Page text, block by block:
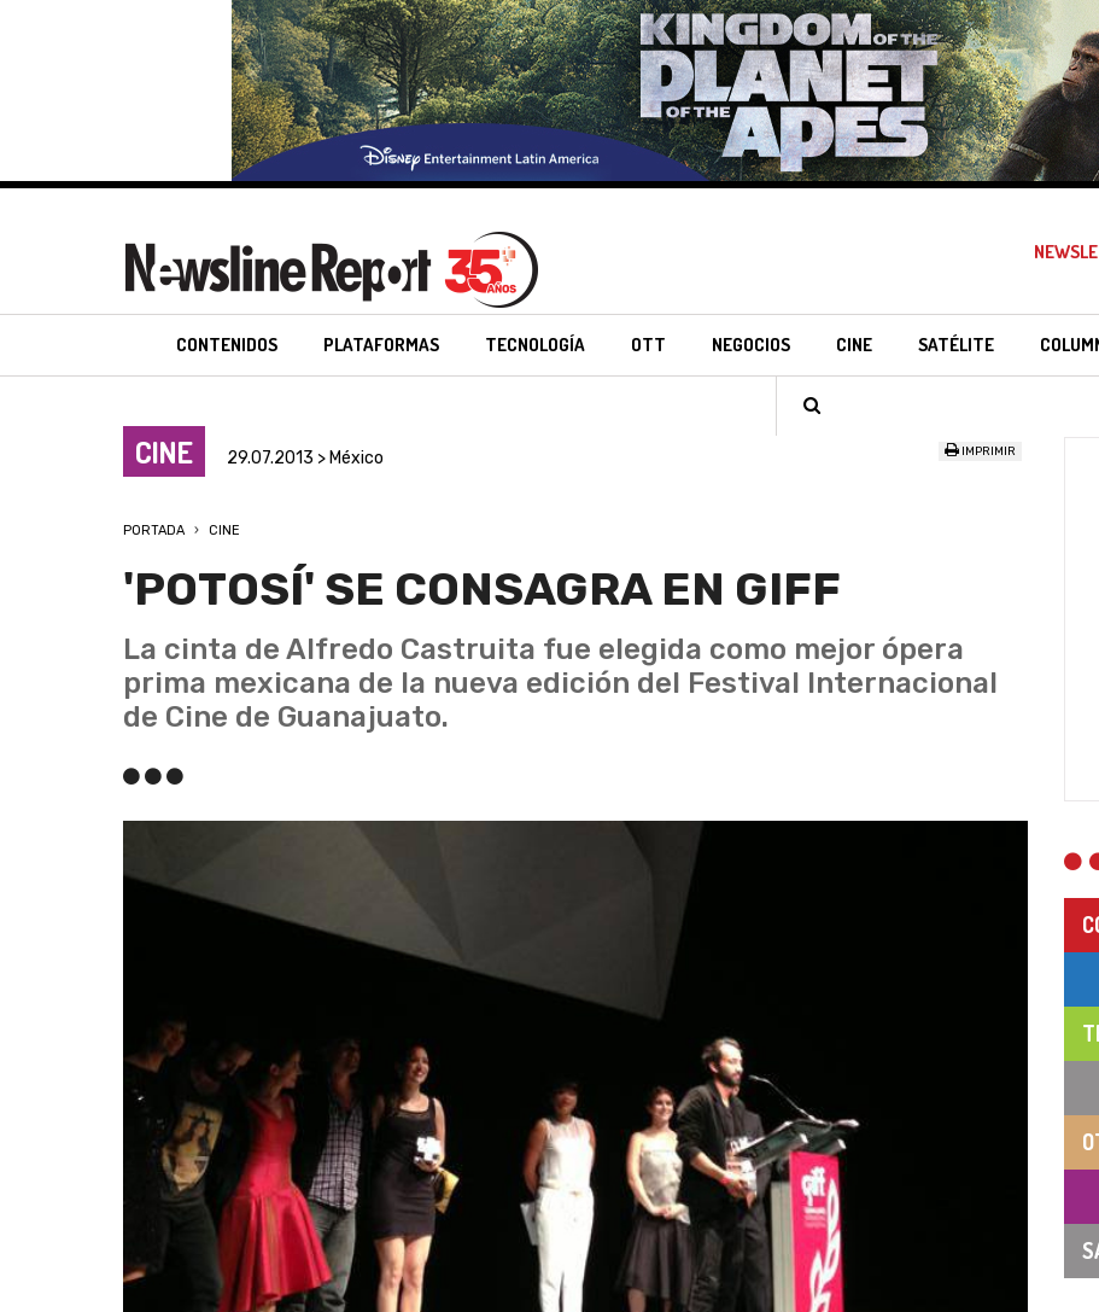
CONTENIDOS PLATAFORMAS TECNOLOGÍA OTT NEGOCIOS CINE SATÉLITE
CINE 29.07.2013 > México IMPRIMIR
PORTADA CINE
'POTOSÍ' SE CONSAGRA EN GIFF
La cinta de Alfredo Castruita fue elegida como mejor ópera
prima mexicana de la nueva edición del Festival Internacional
de Cine de Guanajuato.